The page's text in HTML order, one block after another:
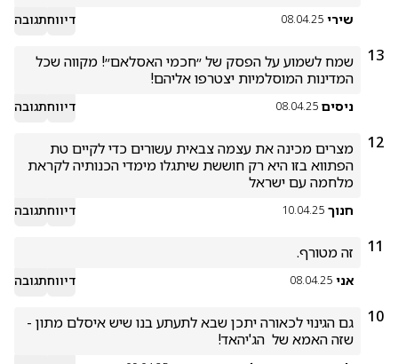
שירי 08.04.25 דיווחתגובה
13
המדינות המוסלמיות יצטרפו אליהם!
ניסים 08.04.25 דיווחתגובה
12
מלחמה עם ישראל
חנוך 10.04.25 דיווחתגובה
11 זה מטורף.
אני 08.04.25 דיווחתגובה
10
שזה האמא של  הג'יהאד!